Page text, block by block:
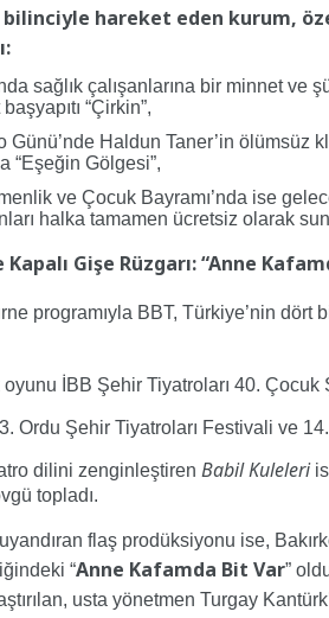
hareket eden kurum,
sağlık çalışanlarına bir minnet ve
“Çirkin”,
Günü’nde Haldun Taner’in ölümsüz
“Eşeğin Gölgesi”,
ve Çocuk Bayramı’nda ise
halka tamamen ücretsiz olarak
Gişe Rüzgarı: “Anne
programıyla BBT, Türkiye’nin
İBB Şehir Tiyatroları 40. Çocuk
Ordu Şehir Tiyatroları Festivali ve
dilini zenginleştiren Babil Kuleleri
topladı.
flaş prodüksiyonu ise,
“Anne Kafamda Bit Var”
usta yönetmen Turgay